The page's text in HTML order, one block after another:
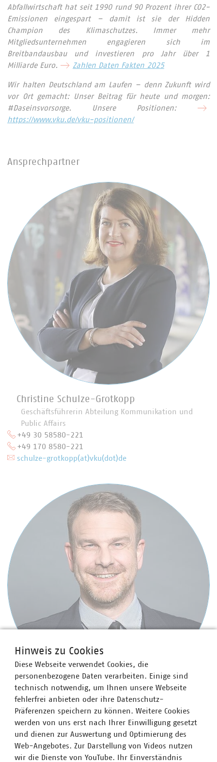
Abfallwirtschaft hat seit 1990 rund 90 Prozent ihrer CO2-
Emissionen eingespart – damit ist sie der Hidden
Champion des Klimaschutzes. Immer mehr
Mitgliedsunternehmen engagieren sich im
Breitbandausbau und investieren pro Jahr über 1
Milliarde Euro.
Zahlen Daten Fakten 2025
Wir halten Deutschland am Laufen – denn Zukunft wird
vor Ort gemacht: Unser Beitrag für heute und morgen:
#Daseinsvorsorge. Unsere Positionen:
https://www.vku.de/vku-positionen/
Ansprechpartner
Christine Schulze-Grotkopp
Geschäftsführerin Abteilung Kommunikation und
Public Affairs
+49 30 58580-221
+49 170 8580-221
schulze-grotkopp(at)vku(dot)de
Stefan Luig
Leiter Presse und Pressesprecher mit Schwerpunkt
Wasser/Abwasser
+49 170 8580-226
luig(at)vku(dot)de
Hinweis zu Cookies
Diese Webseite verwendet Cookies, die
personenbezogene Daten verarbeiten. Einige sind
technisch notwendig, um Ihnen unsere Webseite
fehlerfrei anbieten oder ihre Datenschutz-
Präferenzen speichern zu können. Weitere Cookies
werden von uns erst nach Ihrer Einwilligung gesetzt
und dienen zur Auswertung und Optimierung des
Web-Angebotes. Zur Darstellung von Videos nutzen
wir die Dienste von YouTube. Ihr Einverständnis